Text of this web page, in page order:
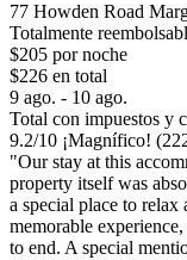
77 Howden Road
Totalmente
$205 por noche
$226 en total
9 ago. - 10 ago.
Total con impuestos y
9.2/10 ¡Magnífico!
"Our stay at this
property itself was
a special place to
memorable
to end. A special